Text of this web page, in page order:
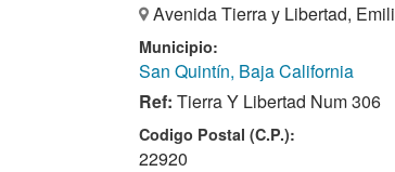
Avenida Tierra y Libertad,
Municipio:
San Quintín, Baja California
Ref: Tierra Y Libertad Num 306
Codigo Postal (C.P.):
22920